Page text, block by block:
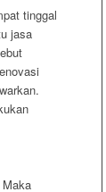
tinggal
jasa